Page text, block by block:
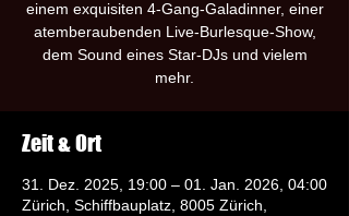
einem exquisiten 4-Gang-Galadinner, einer
atemberaubenden Live-Burlesque-Show,
dem Sound eines Star-DJs und vielem
mehr.
Zeit & Ort
31. Dez. 2025, 19:00 – 01. Jan. 2026, 04:00
Zürich, Schiffbauplatz, 8005 Zürich,